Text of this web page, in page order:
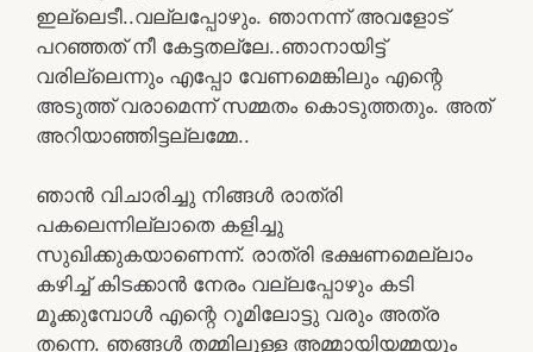
ഇല്ലെടീ..വല്ലപ്പോഴും. ഞാനന്ന് അവളോട്
പറഞ്ഞത് നീ കേട്ടതല്ലേ..ഞാനായിട്ട്
വരില്ലെന്നും എപ്പോ വേണമെങ്കിലും എന്റെ
അടുത്ത് വരാമെന്ന് സമ്മതം കൊടുത്തതും. അത്
അറിയാഞ്ഞിട്ടല്ലമ്മേ..
ഞാൻ വിചാരിച്ചു നിങ്ങൾ രാത്രി
പകലെന്നില്ലാതെ കളിച്ചു
സുഖിക്കുകയാണെന്ന്. രാത്രി ഭക്ഷണമെല്ലാം
കഴിച്ച് കിടക്കാൻ നേരം വല്ലപ്പോഴും കടി
മൂക്കുമ്പോൾ എന്റെ റൂമിലോട്ടു വരും അത്ര
തന്നെ. ഞങ്ങൾ തമ്മിലുള്ള അമ്മായിയമ്മയും